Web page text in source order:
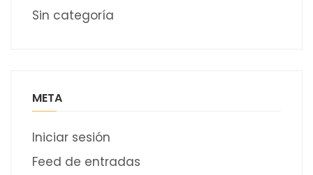
Sin categoría
META
Iniciar sesión
Feed de entradas